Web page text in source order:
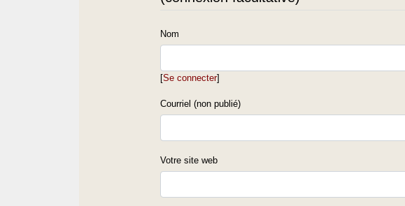
Nom
[Se connecter]
Courriel (non publié)
Votre site web